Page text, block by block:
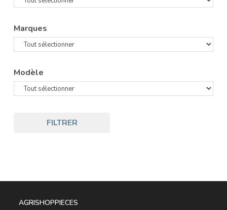
Marques
Modèle
FILTRER
AGRISHOPPIECES